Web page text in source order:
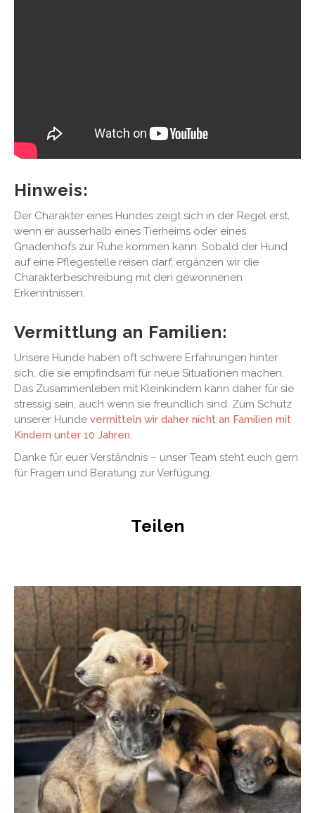
Hinweis:
Der Charakter eines Hundes zeigt sich in der Regel erst,
wenn er ausserhalb eines Tierheims oder eines
Gnadenhofs zur Ruhe kommen kann. Sobald der Hund
auf eine Pflegestelle reisen darf, ergänzen wir die
Charakterbeschreibung mit den gewonnenen
Erkenntnissen.
Vermittlung an Familien:
Unsere Hunde haben oft schwere Erfahrungen hinter
sich, die sie empfindsam für neue Situationen machen.
Das Zusammenleben mit Kleinkindern kann daher für sie
stressig sein, auch wenn sie freundlich sind. Zum Schutz
unserer Hunde vermitteln wir daher nicht an Familien mit
Kindern unter 10 Jahren.
Danke für euer Verständnis – unser Team steht euch gern
für Fragen und Beratung zur Verfügung.
Teilen